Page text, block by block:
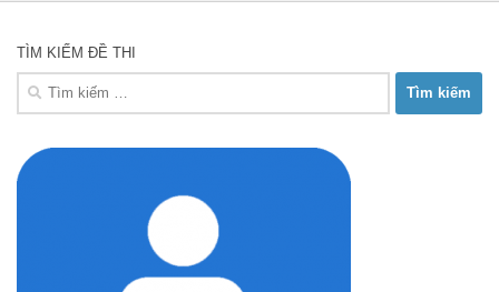
TÌM KIẾM ĐỀ THI
Tìm